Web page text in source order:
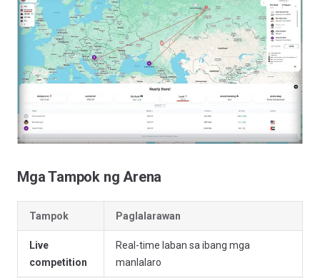
Mga Tampok ng Arena
Tampok Paglalarawan
Live
competition
Real-time laban sa ibang mga
manlalaro